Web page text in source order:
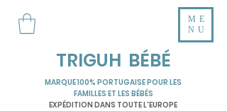
TRIGUH BÉBÉ
ME
NU
MARQUE 100% PORTUGAISE POUR LES
FAMILLES ET LES BÉBÉS
EXPÉDITION DANS TOUTE L'EUROPE